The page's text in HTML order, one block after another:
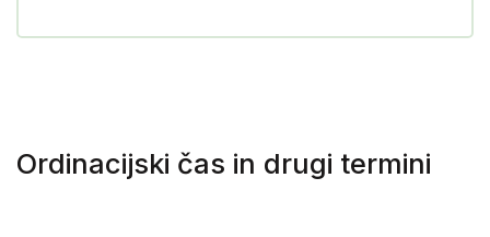
Ordinacijski čas in drugi termini